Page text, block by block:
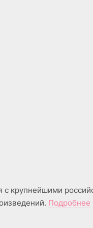
крупнейшими
Подробнее